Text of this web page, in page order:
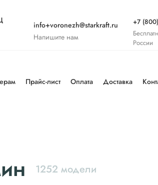
info+voronezh@starkraft.ru
Напишите нам
+7
России
Прайс-лист Оплата Доставка
1252 модели